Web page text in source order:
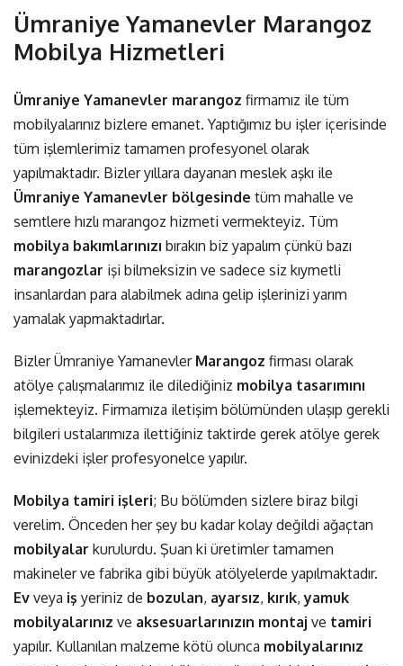
Ümraniye Yamanevler Marangoz
Mobilya Hizmetleri
Ümraniye Yamanevler marangoz firmamız ile tüm
mobilyalarınız bizlere emanet. Yaptığımız bu işler içerisinde
tüm işlemlerimiz tamamen profesyonel olarak
yapılmaktadır. Bizler yıllara dayanan meslek aşkı ile
Ümraniye Yamanevler bölgesinde tüm mahalle ve
semtlere hızlı marangoz hizmeti vermekteyiz. Tüm
mobilya bakımlarınızı bırakın biz yapalım çünkü bazı
marangozlar işi bilmeksizin ve sadece siz kıymetli
insanlardan para alabilmek adına gelip işlerinizi yarım
yamalak yapmaktadırlar.
Bizler Ümraniye Yamanevler Marangoz firması olarak
atölye çalışmalarımız ile dilediğiniz mobilya tasarımını
işlemekteyiz. Firmamıza iletişim bölümünden ulaşıp gerekli
bilgileri ustalarımıza ilettiğiniz taktirde gerek atölye gerek
evinizdeki işler profesyonelce yapılır.
Mobilya tamiri işleri; Bu bölümden sizlere biraz bilgi
verelim. Önceden her şey bu kadar kolay değildi ağaçtan
mobilyalar kurulurdu. Şuan ki üretimler tamamen
makineler ve fabrika gibi büyük atölyelerde yapılmaktadır.
Ev veya iş yeriniz de bozulan, ayarsız, kırık,yamuk
mobilyalarınız ve aksesuarlarınızın montaj ve tamiri
yapılır. Kullanılan malzeme kötü olunca mobilyalarınız